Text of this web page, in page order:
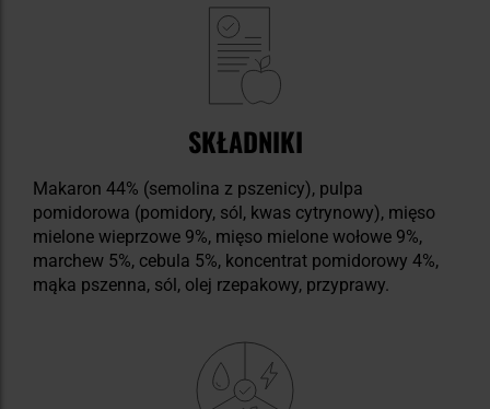
SKŁADNIKI
Makaron 44% (semolina z pszenicy), pulpa
pomidorowa (pomidory, sól, kwas cytrynowy), mięso
mielone wieprzowe 9%, mięso mielone wołowe 9%,
marchew 5%, cebula 5%, koncentrat pomidorowy 4%,
mąka pszenna, sól, olej rzepakowy, przyprawy.